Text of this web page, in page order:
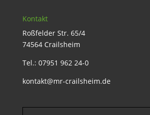
Kontakt
Roßfelder Str. 65/4
74564 Crailsheim
Tel.: 07951 962 24-0
kontakt@mr-crailsheim.de